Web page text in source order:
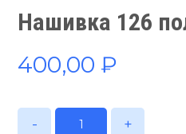
Нашивка 126
400,00₽
- +